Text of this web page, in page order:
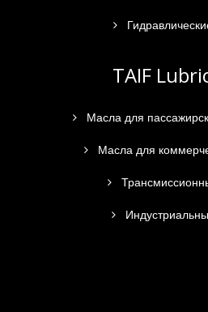
TAIF
Масла для
Масла для